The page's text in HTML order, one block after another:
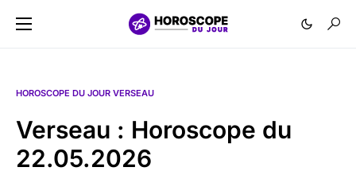
HOROSCOPE DU JOUR VERSEAU
Verseau : Horoscope du
22.05.2026